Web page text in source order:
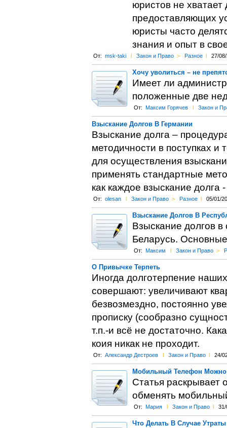
юристов не
предоставляющих
юристы часто
знания и опыт в
От: msk-taki l Закон и Право > Разное l 27/
Хочу уволиться – не
Имеет ли
положенные две
От: Максим Горячев l Закон и
Взыскание Долгов В Германии
Взыскание долга –
методичности в поступках
для осуществления
применять стандартные
как каждое взыскание
От: olesan l Закон и Право > Разное l 05/01/
Взыскание Долгов В
Взыскание долгов в
Беларусь.
От: Максим l Закон и Право >
О Привычке Терпеть
Иногда долготерпение
совершают: увеличивают
безвозмездно, постоянно
прописку (сообразно
т.п.-и всё не достаточно.
коия никак не проходит.
От: Александр Дестроев l Закон и Право l 24/
Мобильный Телефон
Статья раскрывает
обменять
От: Мария l Закон и Право l 31/
Что Делать В Случае